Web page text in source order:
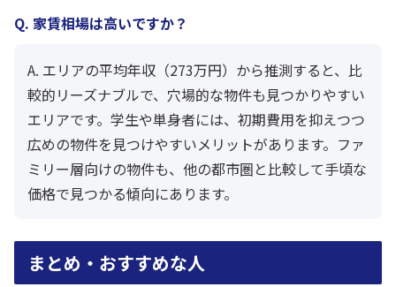
Q. 家賃相場は高いですか？
A. エリアの平均年収（273万円）から推測すると、比
較的リーズナブルで、穴場的な物件も見つかりやすい
エリアです。学生や単身者には、初期費用を抑えつつ
広めの物件を見つけやすいメリットがあります。ファ
ミリー層向けの物件も、他の都市圏と比較して手頃な
価格で見つかる傾向にあります。
まとめ・おすすめな人